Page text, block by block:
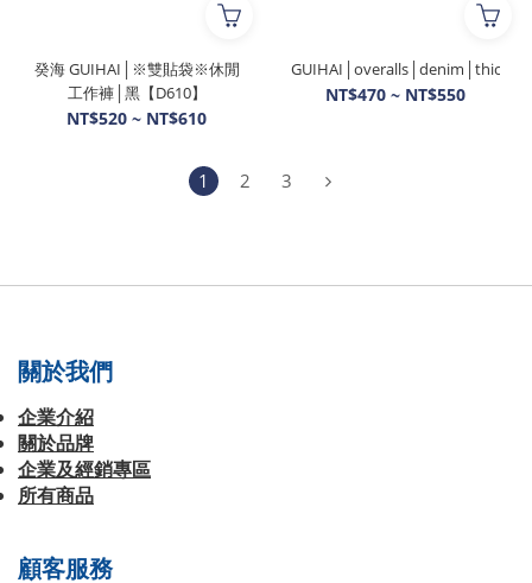
癸海 GUIHAI│※雙貼袋※休閒
工作褲│黑【D610】
NT$520 ~ NT$610
GUIHAI│overalls│denim│thick│
NT$470 ~ NT$550
1 2 3
關於我們
企業介紹
關於品牌
企業及經銷專區
所有商品
顧客服務